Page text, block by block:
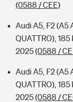
(0588 / CEE)
Audi A5, F2 (A5
QUATTRO),
2025(0588 /
Audi A5, F2 (A5
QUATTRO),
2025(0588 /